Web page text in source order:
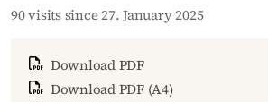
90 visits since 27. January 2025
Download PDF
Download PDF (A4)